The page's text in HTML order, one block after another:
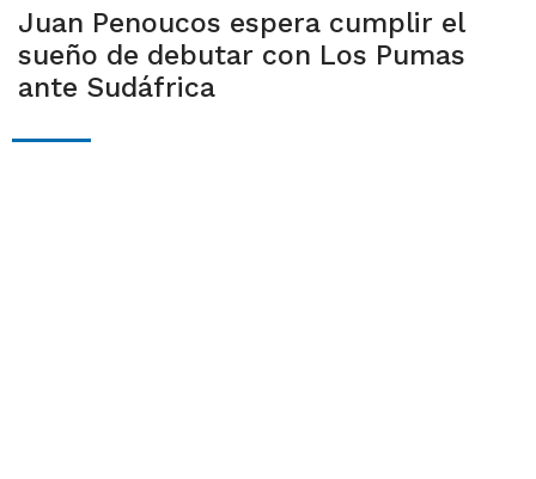
Juan Penoucos espera cumplir el
sueño de debutar con Los Pumas
ante Sudáfrica